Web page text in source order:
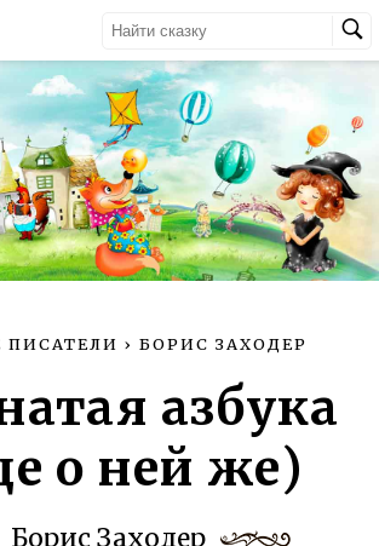
ПИСАТЕЛИ › БОРИС ЗАХОДЕР
азбука
о ней же)
Борис Заходер